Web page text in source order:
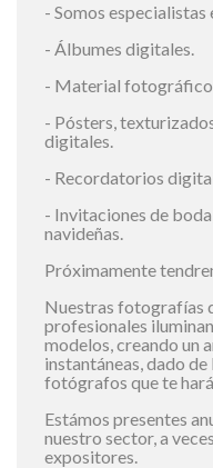
- Somos
- Álbumes digitales.
- Material
- Pósters,
digitales.
- Recordatorios
- Invitaciones de
navideñas.
Próximamente
Nuestras fotografías
profesionales
modelos, creando un
instantáneas, dado
fotógrafos que te
Estámos presentes
nuestro sector, a
expositores.